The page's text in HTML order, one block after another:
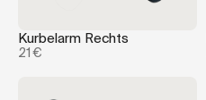
Kurbelarm Rechts
21 €